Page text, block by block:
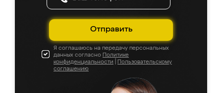
Отправить
Я соглашаюсь на передачу персональных
данных согласно Политике
конфиденциальности
Пользовательскому
соглашению